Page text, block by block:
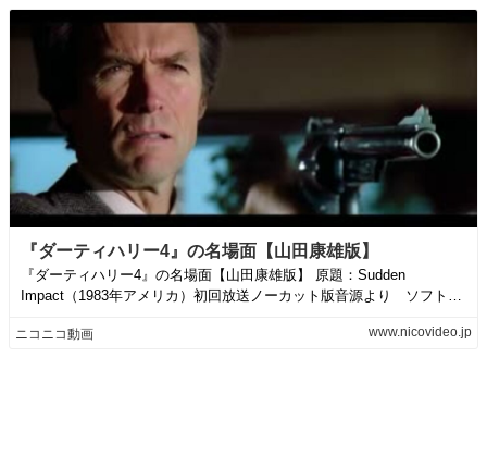
『ダーティハリー4』の名場面【山田康雄版】
『ダーティハリー4』の名場面【山田康雄版】 原題：Sudden
Impact（1983年アメリカ）初回放送ノーカット版音源より ソフト版
ニコニコ動画 www.nicovideo.jp